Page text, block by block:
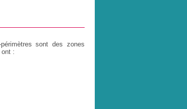
sont des zones
: